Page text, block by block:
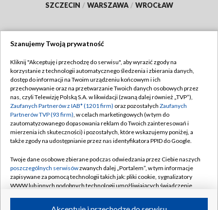
SZCZECIN / WARSZAWA / WROCŁAW
TVP
Abonament TVP
Emisja w TVP
Centrum informacji TVP
Naziemna Telewizja Cyfrowa
Rada Programowa
System NOS
Informacje o nadawcy
Regulamin TVP
Polityka prywatności
Moje zgody
Pomoc
Kontakt
Kanały
Szanujemy Twoją prywatność
Kliknij "Akceptuję i przechodzę do serwisu", aby wyrazić zgody na
korzystanie z technologii automatycznego śledzenia i zbierania danych,
dostęp do informacji na Twoim urządzeniu końcowym i ich
przechowywanie oraz na przetwarzanie Twoich danych osobowych przez
nas, czyli Telewizję Polską S.A. w likwidacji (zwaną dalej również „TVP”),
Zaufanych Partnerów z IAB* (1201 firm) oraz pozostałych Zaufanych
Partnerów TVP (93 firm), w celach marketingowych (w tym do
zautomatyzowanego dopasowania reklam do Twoich zainteresowań i
mierzenia ich skuteczności) i pozostałych, które wskazujemy poniżej, a
także zgody na udostępnianie przez nas identyfikatora PPID do Google.
Twoje dane osobowe zbierane podczas odwiedzania przez Ciebie naszych
poszczególnych serwisówzwanych dalej „Portalem”, w tym informacje
zapisywane za pomocą technologii takich jak: pliki cookie, sygnalizatory
WWW lub innych podobnych technologii umożliwiających świadczenie